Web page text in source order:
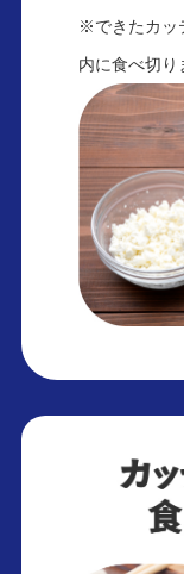
※できたカッ
内に食べ切り